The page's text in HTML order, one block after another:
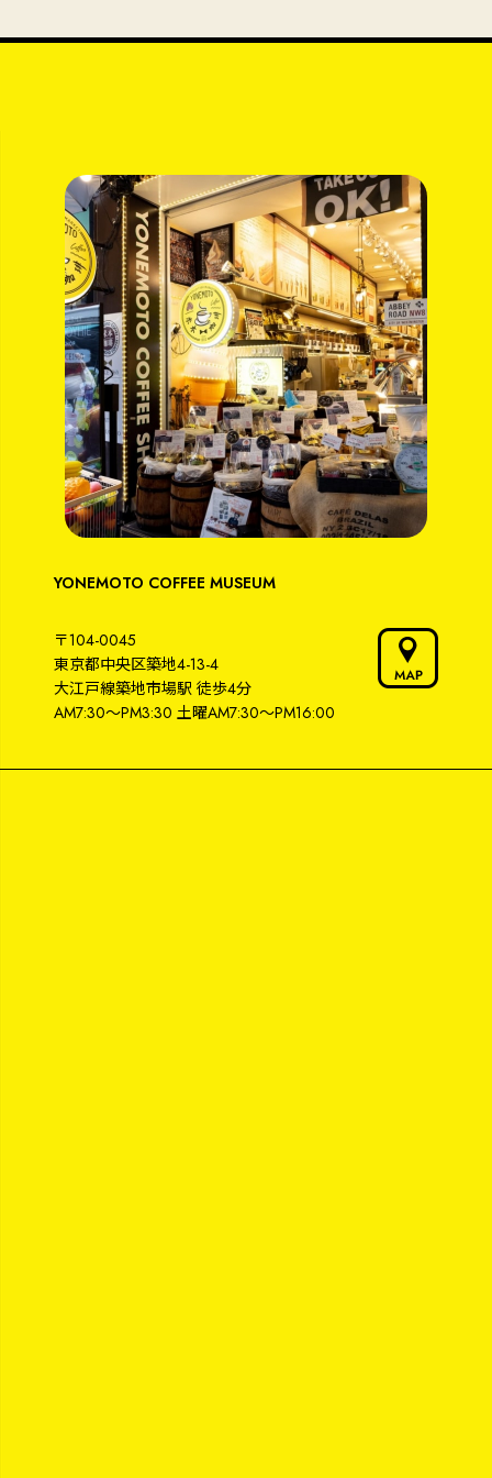
YONEMOTO COFFEE MUSEUM
〒104-0045
東京都中央区築地4-13-4
大江戸線築地市場駅 徒歩4分
AM7:30～PM3:30 土曜AM7:30〜PM16:00